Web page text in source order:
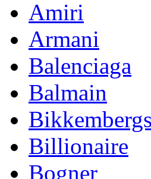
Amiri
Armani
Balenciaga
Balmain
Bikkembergs
Billionaire
Bogner